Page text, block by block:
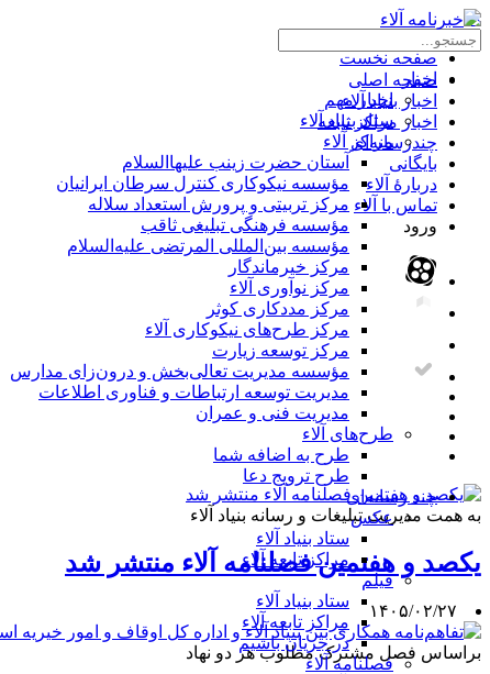
صفحه نخست
اخبار
اخبار مهم
ستاد بنیاد آلاء
مراکز آلاء
آستان حضرت زینب علیهاالسلام
مؤسسه نیکوکاری کنترل سرطان ایرانیان
مرکز تربیتی و پرورش استعداد سلاله
مؤسسه فرهنگی تبلیغی ثاقب
مؤسسه بین‌المللی المرتضی علیه‌السلام
مرکز خیرماندگار
مرکز نوآوری آلاء
مرکز مددکاری کوثر
مرکز طرح‌های نیکوکاری آلاء
مرکز توسعه زیارت
مؤسسه مدیریت تعالی‌بخش و درون‌زای مدارس
مدیریت توسعه ارتباطات و فناوری اطلاعات
مدیریت فنی و عمران
طرح‌های آلاء
طرح به اضافه شما
طرح ترویج دعا
چند رسانه‌ای
عکس
ستاد بنیاد آلاء
مراکز تابعه آلاء
فیلم
ستاد بنیاد آلاء
مراکز تابعه آلاء
در جریان باشیم
فصلنامه آلاء
×
صفحه اصلی
اخبار بنیاد آلاء
اخبار مراکز تابعه
چندرسانه‌ای
بایگانی
دربارۀ آلاء
تماس با آلاء
ورود
به همت مدیریت تبلیغات و رسانه بنیاد آلاء
یکصد و هفتمین فصلنامه آلاء منتشر شد
۱۴۰۵/۰۲/۲۷
براساس فصل مشترک مطلوب هر دو نهاد